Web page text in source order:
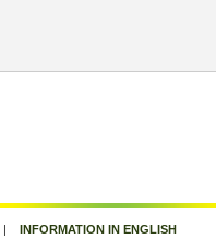
INFORMATION IN ENGLISH